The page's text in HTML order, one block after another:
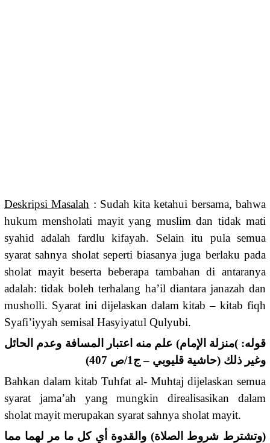
Deskripsi Masalah : Sudah kita ketahui bersama, bahwa
hukum mensholati mayit yang muslim dan tidak mati
syahid adalah fardlu kifayah. Selain itu pula semua
syarat sahnya sholat seperti biasanya juga berlaku pada
sholat mayit beserta beberapa tambahan di antaranya
adalah: tidak boleh terhalang ha’il diantara janazah dan
musholli. Syarat ini dijelaskan dalam kitab – kitab fiqh
Syafi’iyyah semisal Hasyiyatul Qulyubi.
قوله: )منزلة الإمام) علم منه اعتبار المسافة وعدم الحائل
وغير ذلك (حاشية قليوبي – ج1/ص 407)
Bahkan dalam kitab Tuhfat al- Muhtaj dijelaskan semua
syarat jama’ah yang mungkin direalisasikan dalam
sholat mayit merupakan syarat sahnya sholat mayit.
(وتشترط شروط الصلاة) والقدوة أي كل ما مر لهما مما